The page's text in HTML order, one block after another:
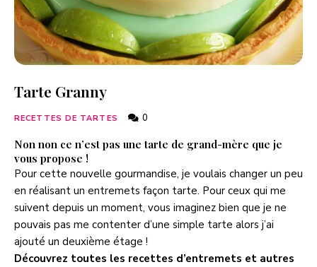
Tarte Granny
RECETTES DE TARTES 0
Non non ce n’est pas une tarte de grand-mère que je
vous propose !
Pour cette nouvelle gourmandise, je voulais changer un peu
en réalisant un entremets façon tarte. Pour ceux qui me
suivent depuis un moment, vous imaginez bien que je ne
pouvais pas me contenter d’une simple tarte alors j’ai
ajouté un deuxième étage !
Découvrez toutes les recettes d’entremets et autres